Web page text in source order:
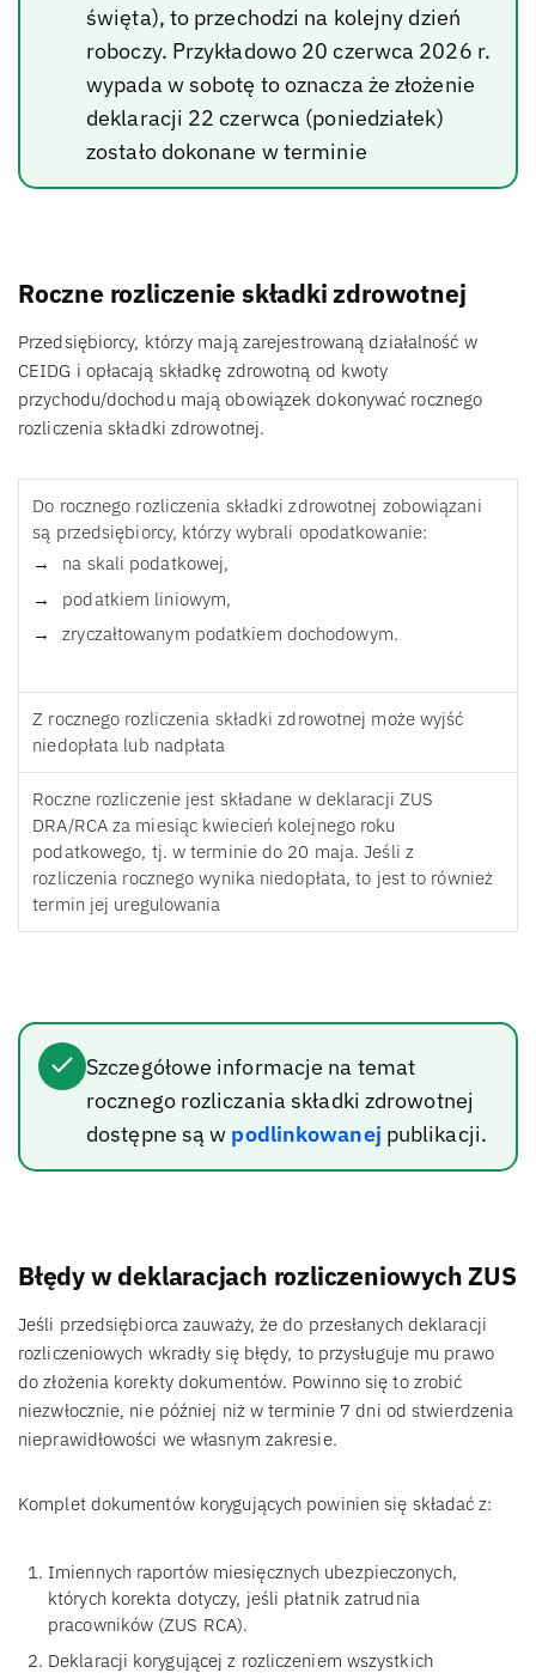
święta), to przechodzi na kolejny dzień
roboczy. Przykładowo 20 czerwca 2026 r.
wypada w sobotę to oznacza że złożenie
deklaracji 22 czerwca (poniedziałek)
zostało dokonane w terminie
Roczne rozliczenie składki zdrowotnej
Przedsiębiorcy, którzy mają zarejestrowaną działalność w
CEIDG i opłacają składkę zdrowotną od kwoty
przychodu/dochodu mają obowiązek dokonywać rocznego
rozliczenia składki zdrowotnej.
Do rocznego rozliczenia składki zdrowotnej zobowiązani
są przedsiębiorcy, którzy wybrali opodatkowanie:
na skali podatkowej,
podatkiem liniowym,
zryczałtowanym podatkiem dochodowym.
Z rocznego rozliczenia składki zdrowotnej może wyjść
niedopłata lub nadpłata
Roczne rozliczenie jest składane w deklaracji ZUS
DRA/RCA za miesiąc kwiecień kolejnego roku
podatkowego, tj. w terminie do 20 maja. Jeśli z
rozliczenia rocznego wynika niedopłata, to jest to również
termin jej uregulowania
Szczegółowe informacje na temat
rocznego rozliczania składki zdrowotnej
dostępne są w podlinkowanej publikacji.
Błędy w deklaracjach rozliczeniowych ZUS
Jeśli przedsiębiorca zauważy, że do przesłanych deklaracji
rozliczeniowych wkradły się błędy, to przysługuje mu prawo
do złożenia korekty dokumentów. Powinno się to zrobić
niezwłocznie, nie później niż w terminie 7 dni od stwierdzenia
nieprawidłowości we własnym zakresie.
Komplet dokumentów korygujących powinien się składać z:
Imiennych raportów miesięcznych ubezpieczonych,
których korekta dotyczy, jeśli płatnik zatrudnia
pracowników (ZUS RCA).
Deklaracji korygującej z rozliczeniem wszystkich